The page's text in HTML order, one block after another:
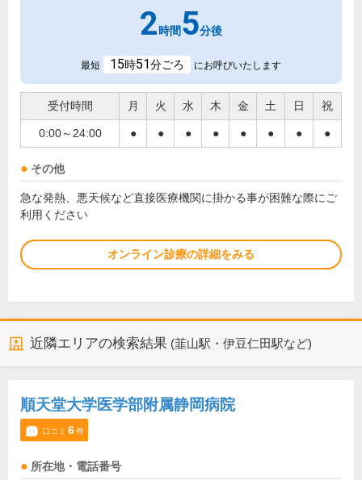
2時間 5分後
最短 15時51分ごろ にお呼びいたします
受付時間 月 火 水 木 金 土 日 祝
0:00～24:00 ● ● ● ● ● ● ● ●
その他
急な発熱、悪天候など直接医療機関に掛かる事が困難な際にご
利用ください
オンライン診療の詳細をみる
近隣エリアの検索結果 (韮山駅・伊豆仁田駅など)
順天堂大学医学部附属静岡病院
口コミ 6件
所在地・電話番号